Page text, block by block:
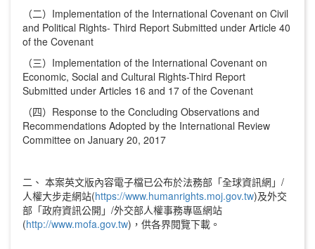
（二）Implementation of the International Covenant on Civil
and Political Rights- Third Report Submitted under Article 40
of the Covenant
（三）Implementation of the International Covenant on
Economic, Social and Cultural Rights-Third Report
Submitted under Articles 16 and 17 of the Covenant
（四）Response to the Concluding Observations and
Recommendations Adopted by the International Review
Committee on January 20, 2017
二、 本案英文版內容電子檔已公布於法務部「全球資訊網」/
人權大步走網站(https://www.humanrights.moj.gov.tw)及外交
部「政府資訊公開」/外交部人權事務專區網站
(http://www.mofa.gov.tw)，供各界閱覽下載。